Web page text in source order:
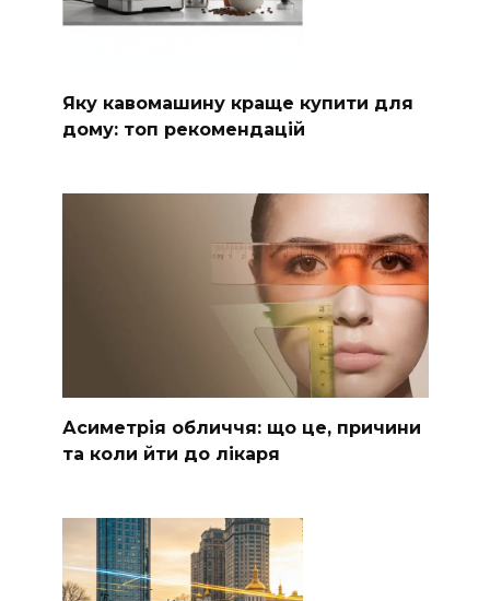
Яку кавомашину краще купити для
дому: топ рекомендацій
Асиметрія обличчя: що це, причини
та коли йти до лікаря